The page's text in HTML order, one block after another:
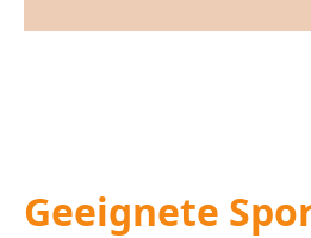
Geeignete